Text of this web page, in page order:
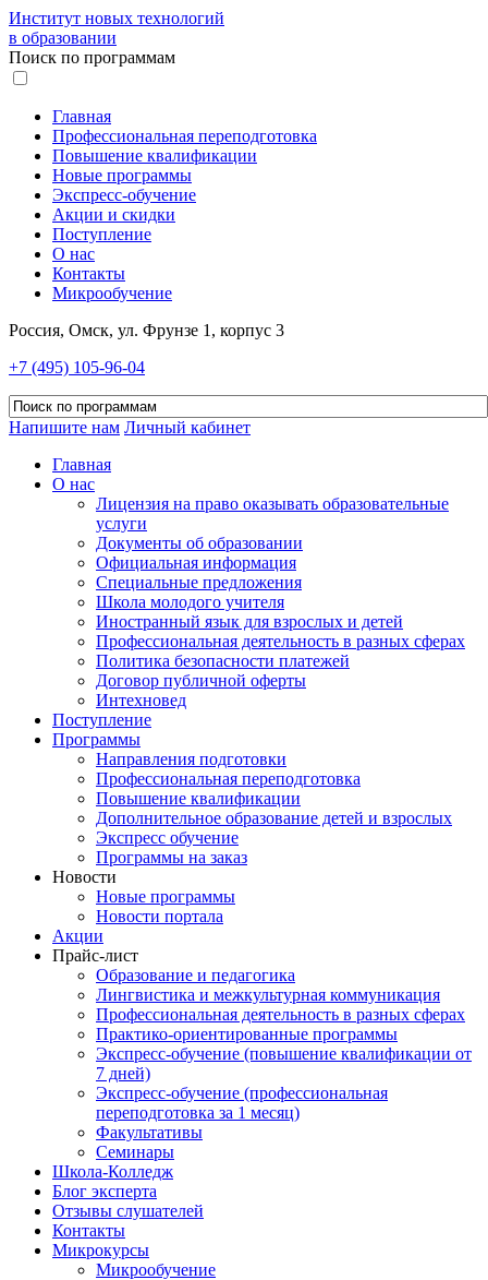
Институт новых технологий
в образовании
Поиск по программам
Главная
Профессиональная переподготовка
Повышение квалификации
Новые программы
Экспресс-обучение
Акции и скидки
Поступление
О нас
Контакты
Микрообучение
Россия, Омск, ул. Фрунзе 1, корпус 3
+7 (495) 105-96-04
Напишите нам Личный кабинет
Главная
О нас
Лицензия на право оказывать образовательные
услуги
Документы об образовании
Официальная информация
Специальные предложения
Школа молодого учителя
Иностранный язык для взрослых и детей
Профессиональная деятельность в разных сферах
Политика безопасности платежей
Договор публичной оферты
Интехновед
Поступление
Программы
Направления подготовки
Профессиональная переподготовка
Повышение квалификации
Дополнительное образование детей и взрослых
Экспресс обучение
Программы на заказ
Новости
Новые программы
Новости портала
Акции
Прайс-лист
Образование и педагогика
Лингвистика и межкультурная коммуникация
Профессиональная деятельность в разных сферах
Практико-ориентированные программы
Экспресс-обучение (повышение квалификации от
7 дней)
Экспресс-обучение (профессиональная
переподготовка за 1 месяц)
Факультативы
Семинары
Школа-Колледж
Блог эксперта
Отзывы слушателей
Контакты
Микрокурсы
Микрообучение